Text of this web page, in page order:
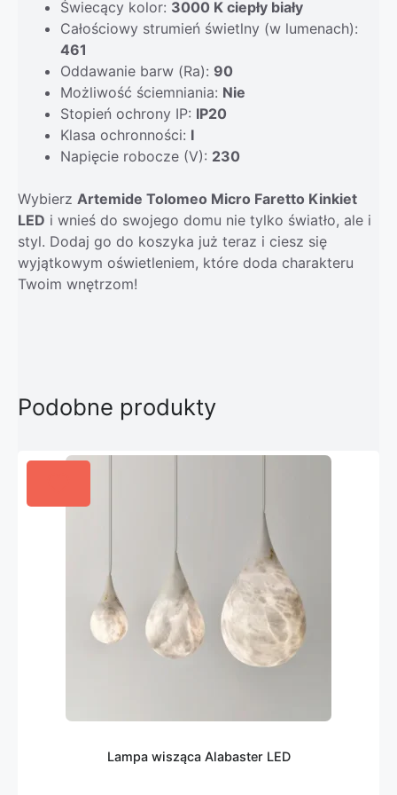
Świecący kolor: 3000 K ciepły biały
Całościowy strumień świetlny (w lumenach):
461
Oddawanie barw (Ra): 90
Możliwość ściemniania: Nie
Stopień ochrony IP: IP20
Klasa ochronności: I
Napięcie robocze (V): 230
Wybierz Artemide Tolomeo Micro Faretto Kinkiet
LED i wnieś do swojego domu nie tylko światło, ale i
styl. Dodaj go do koszyka już teraz i ciesz się
wyjątkowym oświetleniem, które doda charakteru
Twoim wnętrzom!
Podobne produkty
Lampa wisząca Alabaster LED